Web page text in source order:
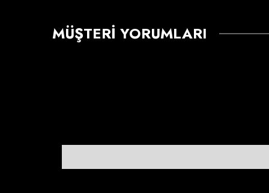
MÜŞTERI YORUMLARI